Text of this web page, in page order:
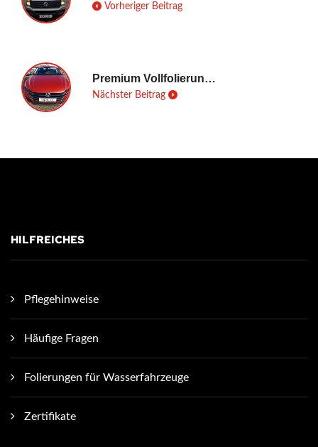
Vorheriger Beitrag
Premium Vollfolierung VW Arteon
Nächster Beitrag
HILFREICHES
Pflegehinweise
Häufige Fragen
Folierungen für Wasserfahrzeuge
Zertifikate